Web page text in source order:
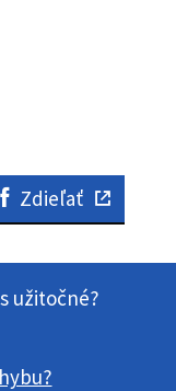
Zdieľať
užitočné?